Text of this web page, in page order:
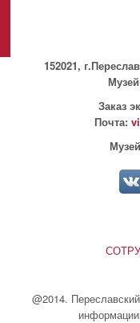
152021,
Заказ
Почта:
@2014.